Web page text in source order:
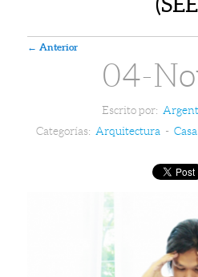
Navegador de artículos
← Anterior
04-
Escrito por:
Categorías: Arquitectura -